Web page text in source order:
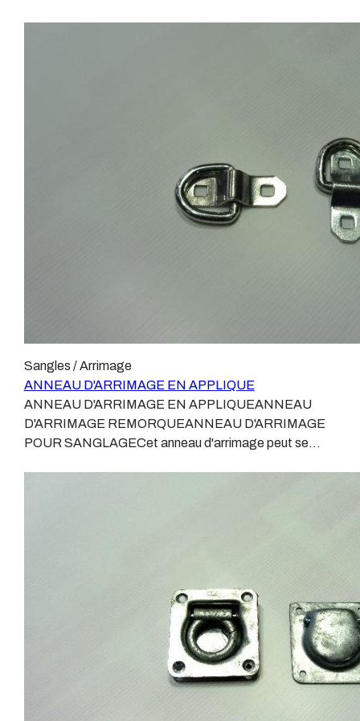
spécifique : Sangle roue LIDERPour les petits, le trou
de 10,5 ne permet pas de proposer un crochet assez
solide par rapport à la capacité de la sangle.Nous vous
proposons donc l'utilisation de ce petit anneau amovible
qui permet de passer le crochet des sangles de
possible.
Sangles / Arrimage
ANNEAU D'ARRIMAGE EN APPLIQUE
ANNEAU D'ARRIMAGE EN APPLIQUEANNEAU
D'ARRIMAGE REMORQUEANNEAU D'ARRIMAGE
POUR SANGLAGECet anneau d'arrimage peut se
notre magasin de BallainvilliersExpédition possible